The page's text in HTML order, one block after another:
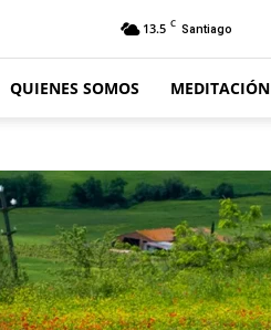
13.5 C Santiago
QUIENES SOMOS MEDITACIÓN